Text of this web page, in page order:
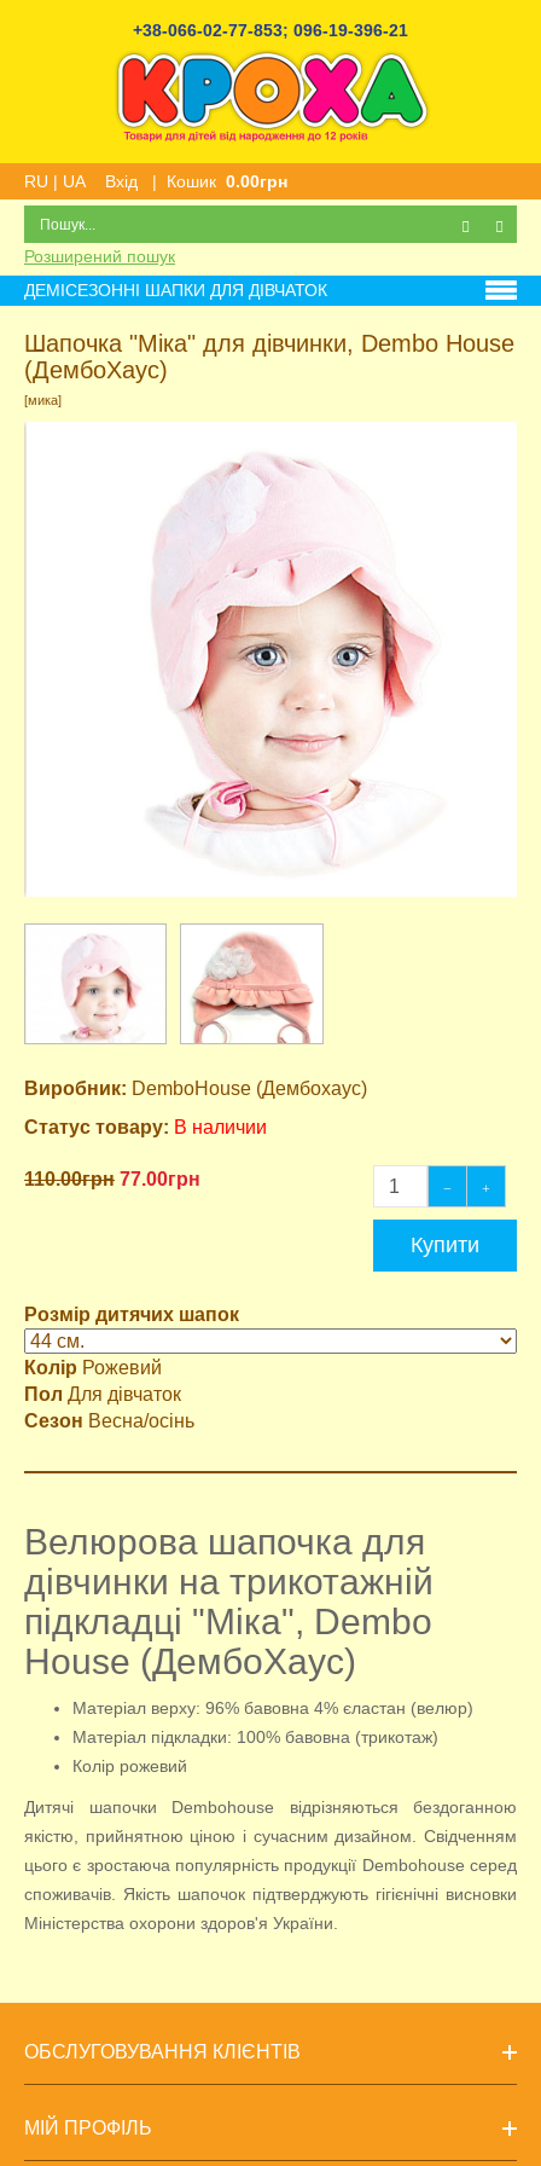
+38-066-02-77-853; 096-19-396-21
RU | UA Вхід | Кошик 0.00грн
Розширений пошук
ДЕМІСЕЗОННІ ШАПКИ ДЛЯ ДІВЧАТОК
Шапочка "Міка" для дівчинки, Dembo House
(ДембоХаус)
[мика]
Виробник: DemboHouse (Дембохаус)
Статус товару: В наличии
110.00грн 77.00грн
Купити
Розмір дитячих шапок
Колір Рожевий
Пол Для дівчаток
Сезон Весна/осінь
Велюрова шапочка для
дівчинки на трикотажній
підкладці "Міка", Dembo
House (ДембоХаус)
Матеріал верху: 96% бавовна 4% єластан (велюр)
Матеріал підкладки: 100% бавовна (трикотаж)
Колір рожевий
Дитячі шапочки Dembohouse відрізняються бездоганною
якістю, прийнятною ціною і сучасним дизайном. Свідченням
цього є зростаюча популярність продукції Dembohouse серед
споживачів. Якість шапочок підтверджують гігієнічні висновки
Міністерства охорони здоров'я України.
ОБСЛУГОВУВАННЯ КЛІЄНТІВ
МІЙ ПРОФІЛЬ